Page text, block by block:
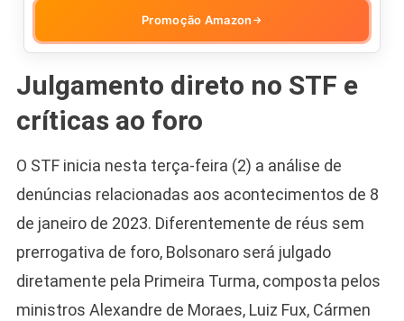
Promoção Amazon →
Julgamento direto no STF e
críticas ao foro
O STF inicia nesta terça-feira (2) a análise de
denúncias relacionadas aos acontecimentos de 8
de janeiro de 2023. Diferentemente de réus sem
prerrogativa de foro, Bolsonaro será julgado
diretamente pela Primeira Turma, composta pelos
ministros Alexandre de Moraes, Luiz Fux, Cármen